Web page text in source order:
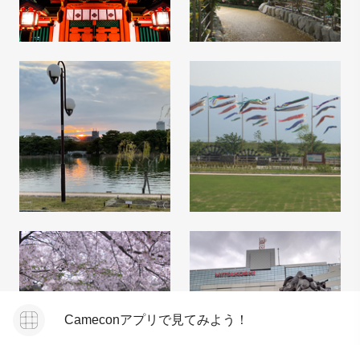
Cameconアプリで見てみよう！